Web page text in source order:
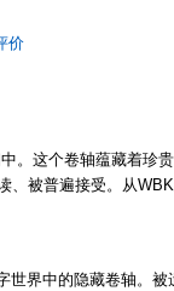
价
。这个卷轴蕴藏着珍
被普遍接受。从
界中的隐藏卷轴。